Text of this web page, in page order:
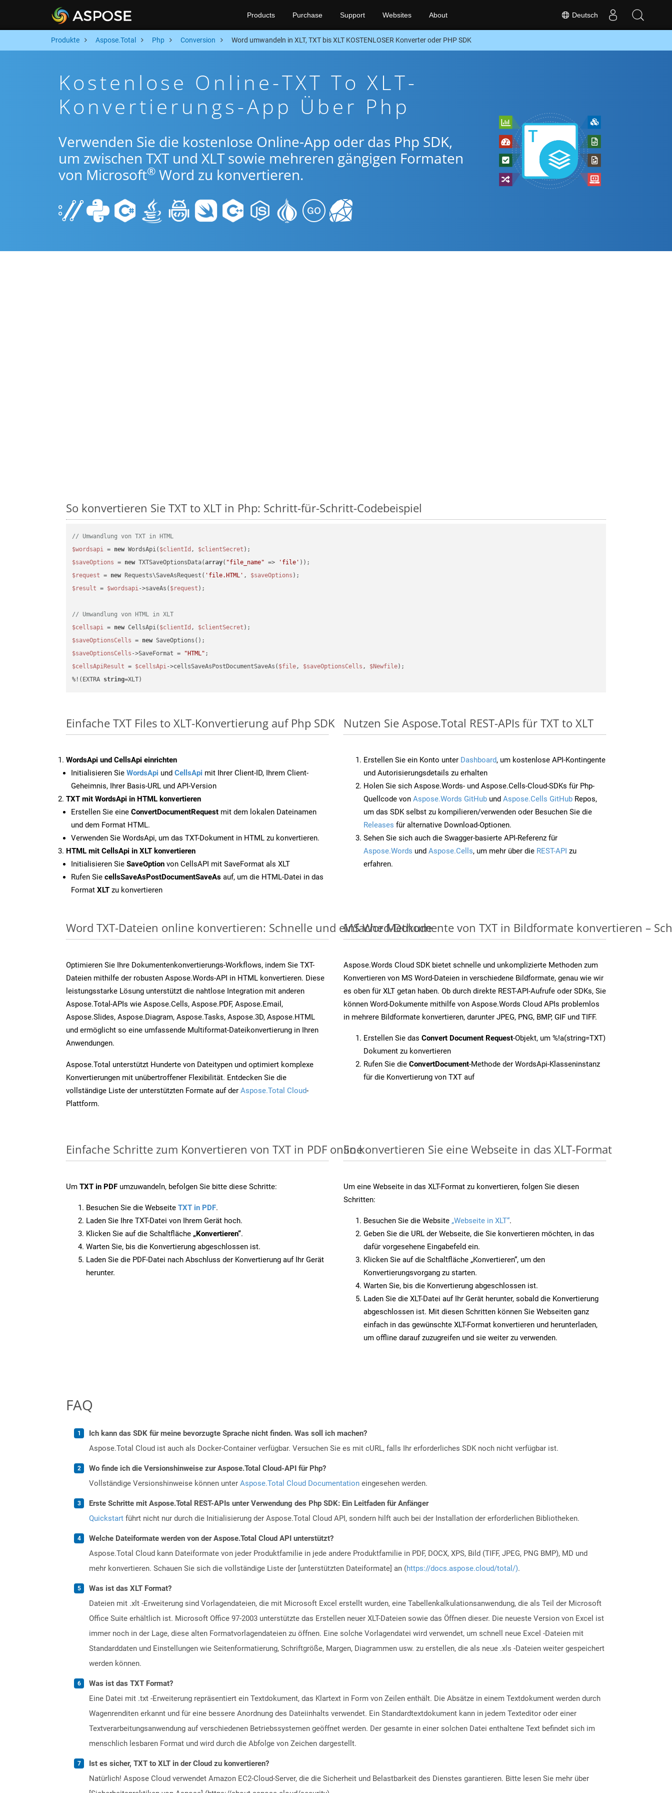
Deutsch
Products Purchase Support Websites About
Produkte Aspose.Total Php Conversion Word umwandeln in XLT, TXT bis XLT KOSTENLOSER Konverter oder PHP SDK
Kostenlose Online-TXT To XLT-
Konvertierungs-App Über Php
Verwenden Sie die kostenlose Online-App oder das Php SDK,
um zwischen TXT und XLT sowie mehreren gängigen Formaten
von Microsoft® Word zu konvertieren.
So konvertieren Sie TXT to XLT in Php: Schritt-für-Schritt-Codebeispiel
// Umwandlung von TXT in HTML
$wordsapi = new WordsApi( $clientId , $clientSecret
$saveOptions = new TXTSaveOptionsData(array( "file_name" => 'file'
$request = new Requests\SaveAsRequest( 'file.HTML' , $saveOptions
$result = $wordsapi->saveAs( $request );
// Umwandlung von HTML in XLT
$cellsapi = new CellsApi( $clientId , $clientSecret
$saveOptionsCells = new
$saveOptionsCells ->SaveFormat = "HTML"
$cellsApiResult = $cellsApi->cellsSaveAsPostDocumentSaveAs( $file, $saveOptionsCells , $Newfile);
%!(EXTRA string=XLT)
Einfache TXT Files to XLT-Konvertierung auf Php SDK
WordsApi und CellsApi einrichten
Initialisieren Sie WordsApi und CellsApi mit Ihrer Client-ID, Ihrem Client-
Geheimnis, Ihrer Basis-URL und API-Version
TXT mit WordsApi in HTML konvertieren
Erstellen Sie eine ConvertDocumentRequest mit dem lokalen Dateinamen
und dem Format HTML.
Verwenden Sie WordsApi, um das TXT-Dokument in HTML zu konvertieren.
HTML mit CellsApi in XLT konvertieren
Initialisieren Sie SaveOption von CellsAPI mit SaveFormat als XLT
Rufen Sie cellsSaveAsPostDocumentSaveAs auf, um die HTML-Datei in das
Format XLT zu konvertieren
Nutzen Sie Aspose.Total REST-APIs für TXT to XLT
Erstellen Sie ein Konto unter Dashboard, um kostenlose API-Kontingente
und Autorisierungsdetails zu erhalten
Holen Sie sich Aspose.Words- und Aspose.Cells-Cloud-SDKs für Php-
Quellcode von Aspose.Words GitHub und Aspose.Cells GitHub Repos,
um das SDK selbst zu kompilieren/verwenden oder Besuchen Sie die
Releases für alternative Download-Optionen.
Sehen Sie sich auch die Swagger-basierte API-Referenz für
Aspose.Words und Aspose.Cells, um mehr über die REST-API zu
erfahren.
Word TXT-Dateien online konvertieren: Schnelle und einfache Methode
Optimieren Sie Ihre Dokumentenkonvertierungs-Workflows, indem Sie TXT-
Dateien mithilfe der robusten Aspose.Words-API in HTML konvertieren. Diese
leistungsstarke Lösung unterstützt die nahtlose Integration mit anderen
Aspose.Total-APIs wie Aspose.Cells, Aspose.PDF, Aspose.Email,
Aspose.Slides, Aspose.Diagram, Aspose.Tasks, Aspose.3D, Aspose.HTML
und ermöglicht so eine umfassende Multiformat-Dateikonvertierung in Ihren
Anwendungen.
Aspose.Total unterstützt Hunderte von Dateitypen und optimiert komplexe
Konvertierungen mit unübertroffener Flexibilität. Entdecken Sie die
vollständige Liste der unterstützten Formate auf der Aspose.Total Cloud-
Plattform.
MS Word-Dokumente von TXT in Bildformate konvertieren –
Aspose.Words Cloud SDK bietet schnelle und unkomplizierte Methoden zum
Konvertieren von MS Word-Dateien in verschiedene Bildformate, genau wie wir
es oben für XLT getan haben. Ob durch direkte REST-API-Aufrufe oder SDKs, Sie
können Word-Dokumente mithilfe von Aspose.Words Cloud APIs problemlos
in mehrere Bildformate konvertieren, darunter JPEG, PNG, BMP, GIF und TIFF.
Erstellen Sie das Convert Document Request-Objekt, um %!a(string=TXT)
Dokument zu konvertieren
Rufen Sie die ConvertDocument-Methode der WordsApi-Klasseninstanz
für die Konvertierung von TXT auf
Einfache Schritte zum Konvertieren von TXT in PDF online
Um TXT in PDF umzuwandeln, befolgen Sie bitte diese Schritte:
Besuchen Sie die Webseite TXT in PDF.
Laden Sie Ihre TXT-Datei von Ihrem Gerät hoch.
Klicken Sie auf die Schaltfläche „Konvertieren“.
Warten Sie, bis die Konvertierung abgeschlossen ist.
Laden Sie die PDF-Datei nach Abschluss der Konvertierung auf Ihr Gerät
herunter.
So konvertieren Sie eine Webseite in das XLT-Format
Um eine Webseite in das XLT-Format zu konvertieren, folgen Sie diesen
Schritten:
Besuchen Sie die Website „Webseite in XLT“.
Geben Sie die URL der Webseite, die Sie konvertieren möchten, in das
dafür vorgesehene Eingabefeld ein.
Klicken Sie auf die Schaltfläche „Konvertieren“, um den
Konvertierungsvorgang zu starten.
Warten Sie, bis die Konvertierung abgeschlossen ist.
Laden Sie die XLT-Datei auf Ihr Gerät herunter, sobald die Konvertierung
abgeschlossen ist. Mit diesen Schritten können Sie Webseiten ganz
einfach in das gewünschte XLT-Format konvertieren und herunterladen,
um offline darauf zuzugreifen und sie weiter zu verwenden.
FAQ
Ich kann das SDK für meine bevorzugte Sprache nicht finden. Was soll ich machen?
Aspose.Total Cloud ist auch als Docker-Container verfügbar. Versuchen Sie es mit cURL, falls Ihr erforderliches SDK noch nicht verfügbar ist.
Wo finde ich die Versionshinweise zur Aspose.Total Cloud-API für Php?
Vollständige Versionshinweise können unter Aspose.Total Cloud Documentation eingesehen werden.
Erste Schritte mit Aspose.Total REST-APIs unter Verwendung des Php SDK: Ein Leitfaden für Anfänger
Quickstart führt nicht nur durch die Initialisierung der Aspose.Total Cloud API, sondern hilft auch bei der Installation der erforderlichen Bibliotheken.
Welche Dateiformate werden von der Aspose.Total Cloud API unterstützt?
Aspose.Total Cloud kann Dateiformate von jeder Produktfamilie in jede andere Produktfamilie in PDF, DOCX, XPS, Bild (TIFF, JPEG, PNG BMP), MD und
mehr konvertieren. Schauen Sie sich die vollständige Liste der [unterstützten Dateiformate] an (https://docs.aspose.cloud/total/).
Was ist das XLT Format?
Dateien mit .xlt -Erweiterung sind Vorlagendateien, die mit Microsoft Excel erstellt wurden, eine Tabellenkalkulationsanwendung, die als Teil der Microsoft
Office Suite erhältlich ist. Microsoft Office 97-2003 unterstützte das Erstellen neuer XLT-Dateien sowie das Öffnen dieser. Die neueste Version von Excel ist
immer noch in der Lage, diese alten Formatvorlagendateien zu öffnen. Eine solche Vorlagendatei wird verwendet, um schnell neue Excel -Dateien mit
Standarddaten und Einstellungen wie Seitenformatierung, Schriftgröße, Margen, Diagrammen usw. zu erstellen, die als neue .xls -Dateien weiter gespeichert
werden können.
Was ist das TXT Format?
Eine Datei mit .txt -Erweiterung repräsentiert ein Textdokument, das Klartext in Form von Zeilen enthält. Die Absätze in einem Textdokument werden durch
Wagenrenditen erkannt und für eine bessere Anordnung des Dateiinhalts verwendet. Ein Standardtextdokument kann in jedem Texteditor oder einer
Textverarbeitungsanwendung auf verschiedenen Betriebssystemen geöffnet werden. Der gesamte in einer solchen Datei enthaltene Text befindet sich im
menschlich lesbaren Format und wird durch die Abfolge von Zeichen dargestellt.
Ist es sicher, TXT to XLT in der Cloud zu konvertieren?
Natürlich! Aspose Cloud verwendet Amazon EC2-Cloud-Server, die die Sicherheit und Belastbarkeit des Dienstes garantieren. Bitte lesen Sie mehr über